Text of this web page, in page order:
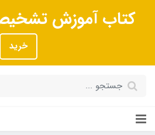
کتاب آموزش
خرید